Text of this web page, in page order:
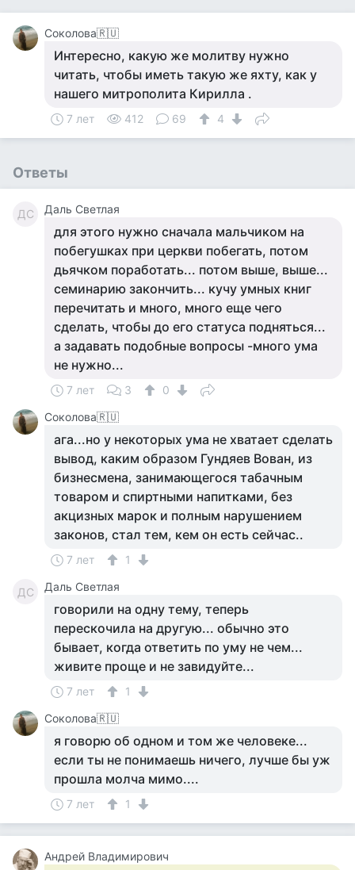
Соколова🇷🇺
Интересно, какую же молитву нужно
читать, чтобы иметь такую же яхту, как у
нашего митрополита Кирилла .
7 лет 412 69 4
Ответы
ДС Даль Светлая
для этого нужно сначала мальчиком на
побегушках при церкви побегать, потом
дьячком поработать... потом выше, выше...
семинарию закончить... кучу умных книг
перечитать и много, много еще чего
сделать, чтобы до его статуса подняться...
а задавать подобные вопросы -много ума
не нужно...
7 лет 3
0
Соколова🇷🇺
ага...но у некоторых ума не хватает сделать
вывод, каким образом Гундяев Вован, из
бизнесмена, занимающегося табачным
товаром и спиртными напитками, без
акцизных марок и полным нарушением
законов, стал тем, кем он есть сейчас..
7 лет 1
ДС Даль Светлая
говорили на одну тему, теперь
перескочила на другую... обычно это
бывает, когда ответить по уму не чем...
живите проще и не завидуйте...
7 лет
1
Соколова🇷🇺
я говорю об одном и том же человеке...
если ты не понимаешь ничего, лучше бы уж
прошла молча мимо....
7 лет 1
Андрей Владимирович